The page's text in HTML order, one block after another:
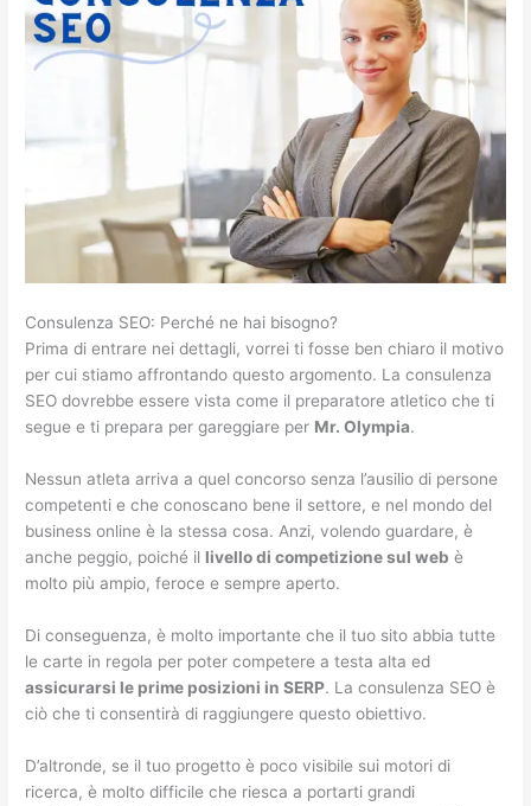
Consulenza SEO: Perché ne hai bisogno?
Prima di entrare nei dettagli, vorrei ti fosse ben chiaro il motivo
per cui stiamo affrontando questo argomento. La consulenza
SEO dovrebbe essere vista come il preparatore atletico che ti
segue e ti prepara per gareggiare per Mr. Olympia.
Nessun atleta arriva a quel concorso senza l’ausilio di persone
competenti e che conoscano bene il settore, e nel mondo del
business online è la stessa cosa. Anzi, volendo guardare, è
anche peggio, poiché il livello di competizione sul web è
molto più ampio, feroce e sempre aperto.
Di conseguenza, è molto importante che il tuo sito abbia tutte
le carte in regola per poter competere a testa alta ed
assicurarsi le prime posizioni in SERP. La consulenza SEO è
ciò che ti consentirà di raggiungere questo obiettivo.
D’altronde, se il tuo progetto è poco visibile sui motori di
ricerca, è molto difficile che riesca a portarti grandi